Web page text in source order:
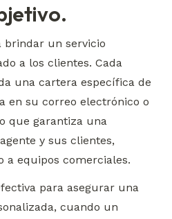
brindar un servicio
a los clientes. Cada
una cartera específica de
en su correo electrónico o
que garantiza una
y sus clientes,
a equipos comerciales.
para asegurar una
cuando un